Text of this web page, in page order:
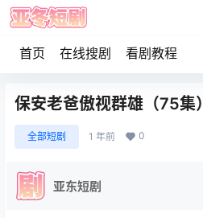
首页 在线搜剧 看剧教程
保安老爸傲视群雄（75集）
全部短剧 1 年前 0
亚东短剧